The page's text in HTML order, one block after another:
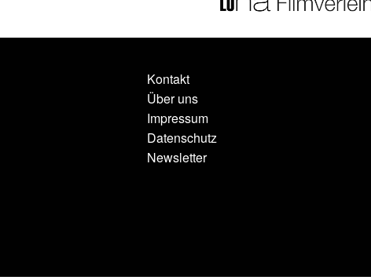
Kontakt
Über uns
Impressum
Datenschutz
Newsletter